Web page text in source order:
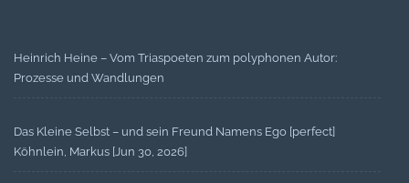
Heinrich Heine – Vom Triaspoeten zum polyphonen Autor:
Prozesse und Wandlungen
Das Kleine Selbst – und sein Freund Namens Ego [perfect]
Köhnlein, Markus [Jun 30, 2026]